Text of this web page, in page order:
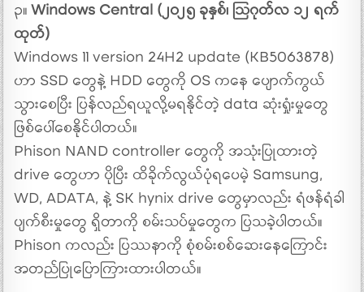
၃။Windows Central (၂၀၂၅ ခုနှစ်၊ ဩဂုတ်လ ၁၂ ရက်
ထုတ်)
Windows 11 version 24H2 update (KB5063878)
ဟာ SSD တွေနဲ့ HDD တွေကို OS ကနေ ပျောက်ကွယ်
သွားစေပြီး ပြန်လည်ရယူလို့မရနိုင်တဲ့ data ဆုံးရှုံးမှုတွေ
ဖြစ်ပေါ်စေနိုင်ပါတယ်။
Phison NAND controller တွေကို အသုံးပြုထားတဲ့
drive တွေဟာ ပိုပြီး ထိခိုက်လွယ်ပုံရပေမဲ့ Samsung,
WD, ADATA, နဲ့ SK hynix drive တွေမှာလည်း ရံဖန်ရံခါ
ပျက်စီးမှုတွေ ရှိတာကို စမ်းသပ်မှုတွေက ပြသခဲ့ပါတယ်။
Phison ကလည်း ပြဿနာကို စုံစမ်းစစ်ဆေးနေကြောင်း
အတည်ပြုပြောကြားထားပါတယ်။